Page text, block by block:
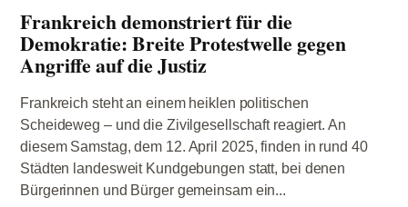
Frankreich demonstriert für die
Demokratie: Breite Protestwelle gegen
Angriffe auf die Justiz
Frankreich steht an einem heiklen politischen
Scheideweg – und die Zivilgesellschaft reagiert. An
diesem Samstag, dem 12. April 2025, finden in rund 40
Städten landesweit Kundgebungen statt, bei denen
Bürgerinnen und Bürger gemeinsam ein...